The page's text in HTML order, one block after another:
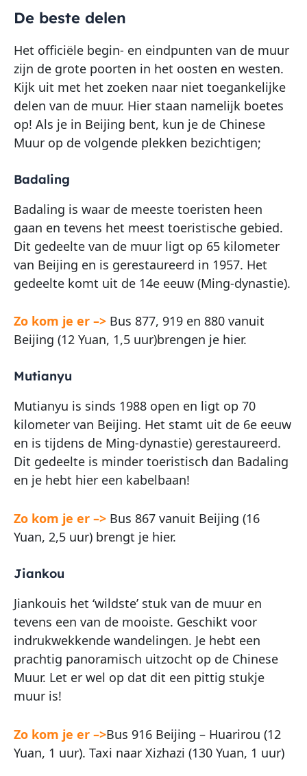
De beste delen
Het officiële begin- en eindpunten van de muur
zijn de grote poorten in het oosten en westen.
Kijk uit met het zoeken naar niet toegankelijke
delen van de muur. Hier staan namelijk boetes
op! Als je in Beijing bent, kun je de Chinese
Muur op de volgende plekken bezichtigen;
Badaling
Badaling is waar de meeste toeristen heen
gaan en tevens het meest toeristische gebied.
Dit gedeelte van de muur ligt op 65 kilometer
van Beijing en is gerestaureerd in 1957. Het
gedeelte komt uit de 14e eeuw (Ming-dynastie).
Zo kom je er –> Bus 877, 919 en 880 vanuit
Beijing (12 Yuan, 1,5 uur)brengen je hier.
Mutianyu
Mutianyu is sinds 1988 open en ligt op 70
kilometer van Beijing. Het stamt uit de 6e eeuw
en is tijdens de Ming-dynastie) gerestaureerd.
Dit gedeelte is minder toeristisch dan Badaling
en je hebt hier een kabelbaan!
Zo kom je er –> Bus 867 vanuit Beijing (16
Yuan, 2,5 uur) brengt je hier.
Jiankou
Jiankouis het ‘wildste’ stuk van de muur en
tevens een van de mooiste. Geschikt voor
indrukwekkende wandelingen. Je hebt een
prachtig panoramisch uitzocht op de Chinese
Muur. Let er wel op dat dit een pittig stukje
muur is!
Zo kom je er –>Bus 916 Beijing – Huarirou (12
Yuan, 1 uur). Taxi naar Xizhazi (130 Yuan, 1 uur)